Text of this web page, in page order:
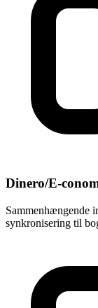
Dinero/E-
Sammenhængende
synkronisering til